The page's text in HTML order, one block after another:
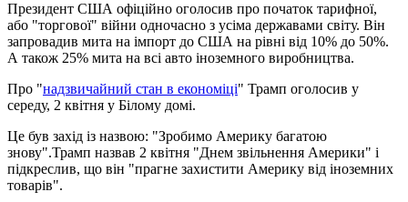
Президент США офіційно оголосив про початок тарифної,
або "торгової" війни одночасно з усіма державами світу. Він
запровадив мита на імпорт до США на рівні від 10% до 50%.
А також 25% мита на всі авто іноземного виробництва.
Про "надзвичайний стан в економіці" Трамп оголосив у
середу, 2 квітня у Білому домі.
Це був захід із назвою: "Зробимо Америку багатою
знову".Трамп назвав 2 квітня "Днем звільнення Америки" і
підкреслив, що він "прагне захистити Америку від іноземних
товарів".